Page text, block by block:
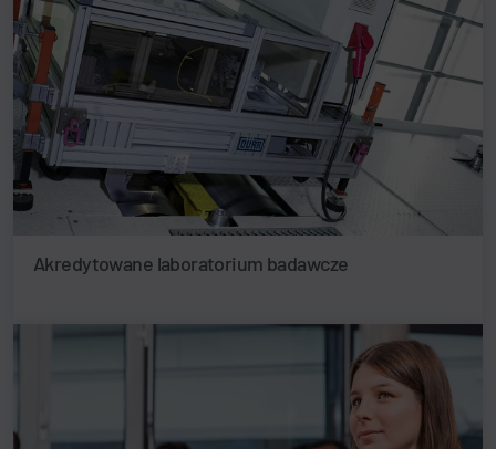
Akredytowane laboratorium badawcze